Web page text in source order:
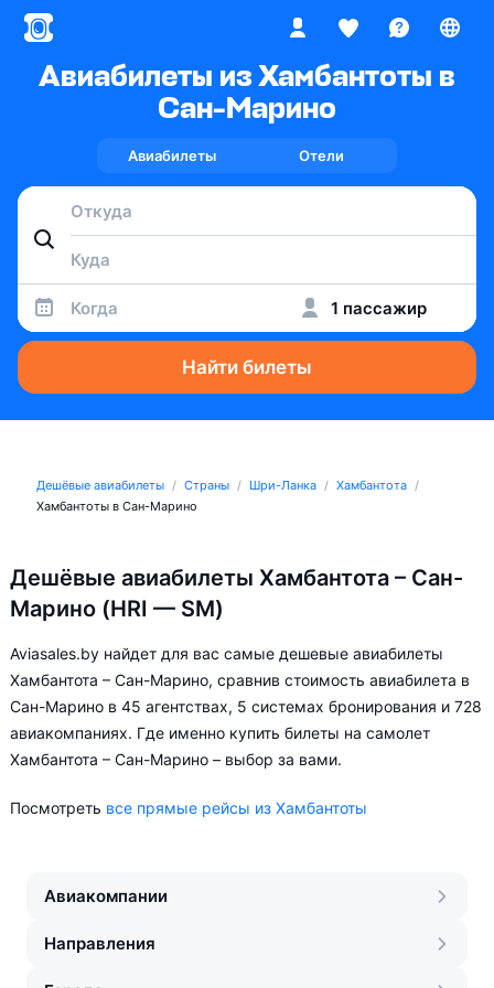
Авиабилеты из Хамбантоты в
Сан-Марино
Авиабилеты Отели
Когда 1 пассажир
Найти билеты
Дешёвые авиабилеты Страны Шри-Ланка
Хамбантота
Хамбантоты в Сан-Марино
Дешёвые авиабилеты Хамбантота – Сан-
Марино (HRI — SM)
Aviasales.by найдет для вас самые дешевые авиабилеты
Хамбантота – Сан-Марино, сравнив стоимость авиабилета в
Сан-Марино в 45 агентствах, 5 системах бронирования и 728
авиакомпаниях. Где именно купить билеты на самолет
Хамбантота – Сан-Марино – выбор за вами.
Посмотреть все прямые рейсы из Хамбантоты
Авиакомпании
Направления